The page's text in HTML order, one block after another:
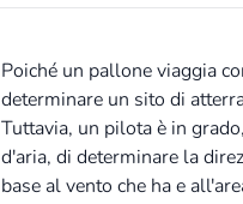
Poiché un pallone viaggia
determinare un sito di
Tuttavia, un pilota è in
d'aria, di determinare la
base al vento che ha e